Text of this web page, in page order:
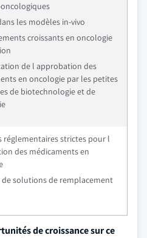
les modèles in-vivo
croissants en oncologie
de l approbation des
en oncologie par les petites
de biotechnologie et de
réglementaires strictes pour l
des médicaments en
de solutions de remplacement
de croissance sur ce